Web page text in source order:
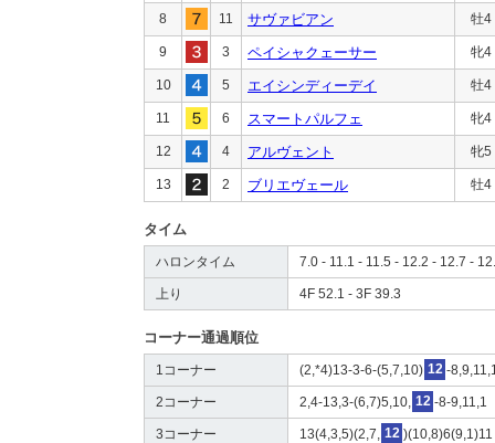
8 11 サヴァビアン 牡4
9 3 ペイシャクェーサー 牝4
10 5 エイシンディーデイ 牡4
11 6 スマートパルフェ 牝4
12 4 アルヴェント 牝5
13 2 ブリエヴェール 牡4
タイム
ハロンタイム 7.0 - 11.1 - 11.5 - 12.2 - 12.7 -
上り 4F 52.1 - 3F 39.3
コーナー通過順位
1コーナー (2,*4)13-3-6-(5,7,10) 12 -
2コーナー 2,4-13,3-(6,7)5,10, 12 -8-9,11,1
3コーナー 13(4,3,5)(2,7, 12 )(10,8)6(9,1)11